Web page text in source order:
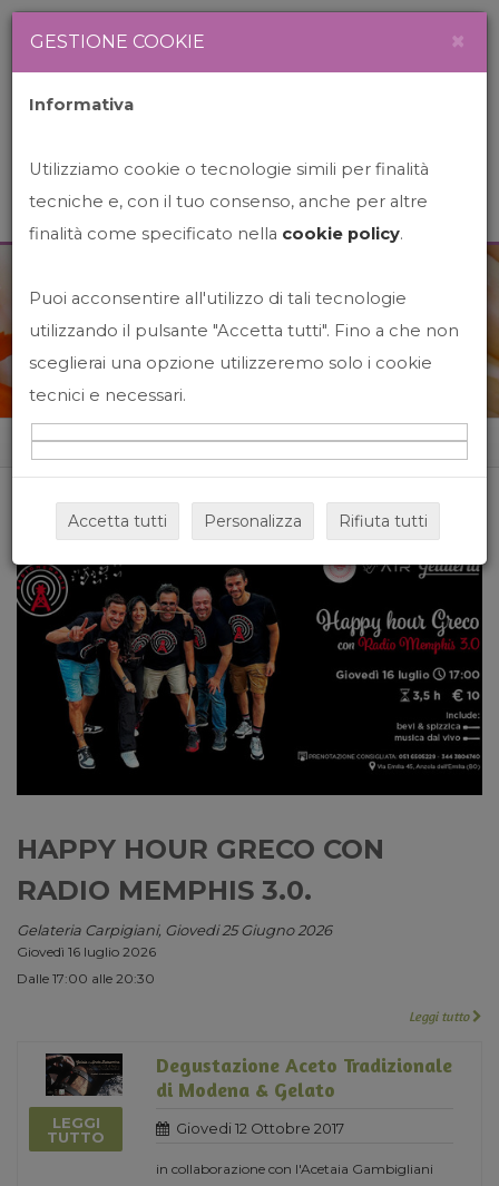
News&Events
Home News&events
HAPPY HOUR GRECO CON
RADIO MEMPHIS 3.0.
Gelateria Carpigiani, Giovedi 25 Giugno 2026
Giovedì 16 luglio 2026
Dalle 17:00 alle 20:30
Leggi tutto
LEGGI
TUTTO
Degustazione Aceto Tradizionale
di Modena & Gelato
Giovedi 12 Ottobre 2017
in collaborazione con l'Acetaia Gambigliani
GESTIONE COOKIE ×
Informativa
Utilizziamo cookie o tecnologie simili per finalità
tecniche e, con il tuo consenso, anche per altre
finalità come specificato nella cookie policy.
Puoi acconsentire all'utilizzo di tali tecnologie
utilizzando il pulsante "Accetta tutti". Fino a che non
sceglierai una opzione utilizzeremo solo i cookie
tecnici e necessari.
Accetta tutti Personalizza Rifiuta tutti